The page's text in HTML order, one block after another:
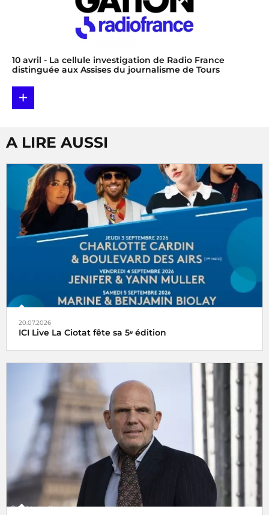
10 avril - La cellule investigation de Radio France
distinguée aux Assises du journalisme de Tours
+
A LIRE AUSSI
20.07.2026
ICI Live La Ciotat fête sa 5ᵉ édition